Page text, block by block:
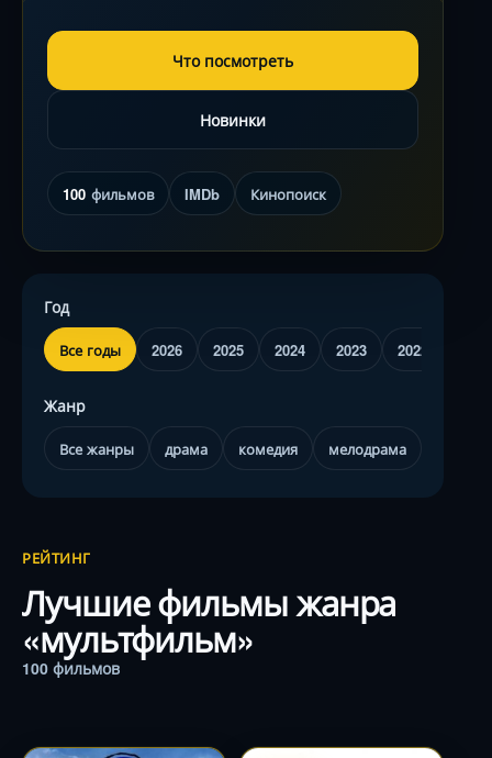
Что посмотреть
Новинки
100 фильмов IMDb Кинопоиск
Год
Все годы 2026 2025 2024 2023 2022
Жанр
Все жанры драма комедия мелодрама
РЕЙТИНГ
Лучшие фильмы жанра
«мультфильм»
100 фильмов